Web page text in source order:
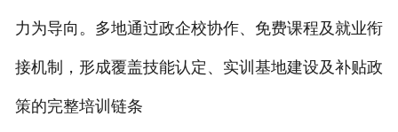
力为导向。多地通过政企校协作、免费课程及就业衔
接机制，形成覆盖技能认定、实训基地建设及补贴政
策的完整培训链条